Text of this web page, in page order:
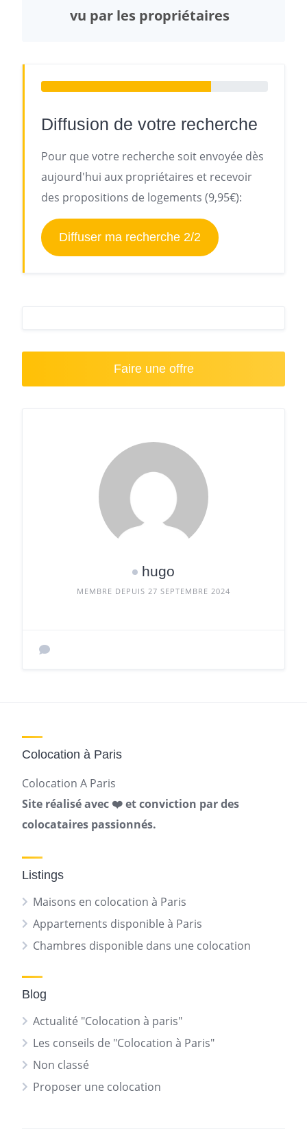
vu par les propriétaires
Diffusion de votre recherche
Pour que votre recherche soit envoyée dès
aujourd'hui aux propriétaires et recevoir
des propositions de logements (9,95€):
Diffuser ma recherche 2/2
Faire une offre
hugo
MEMBRE DEPUIS 27 SEPTEMBRE 2024
Colocation à Paris
Colocation A Paris
Site réalisé avec ❤️ et conviction par des
colocataires passionnés.
Listings
Maisons en colocation à Paris
Appartements disponible à Paris
Chambres disponible dans une colocation
Blog
Actualité "Colocation à paris"
Les conseils de "Colocation à Paris"
Non classé
Proposer une colocation